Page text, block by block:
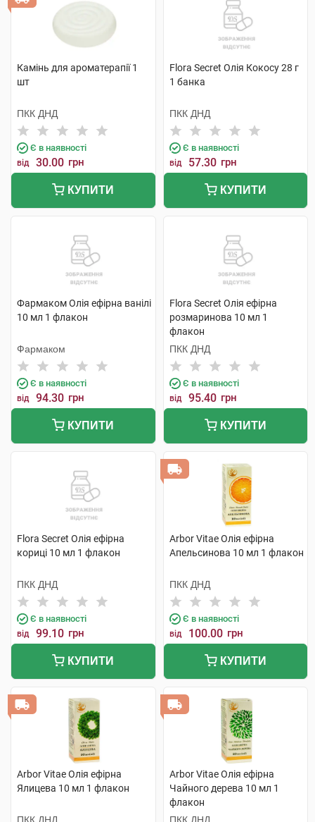
Камінь для ароматерапії 1
шт
ПКК ДНД
Є в наявності
від 30.00 грн
КУПИТИ
Flora Secret Олія Кокосу 28 г
1 банка
ПКК ДНД
Є в наявності
від 57.30 грн
КУПИТИ
Фармаком Олія ефірна ванілі
10 мл 1 флакон
Фармаком
Є в наявності
від 94.30 грн
КУПИТИ
Flora Secret Олія ефірна
розмаринова 10 мл 1
флакон
ПКК ДНД
Є в наявності
від 95.40 грн
КУПИТИ
Flora Secret Олія ефірна
кориці 10 мл 1 флакон
ПКК ДНД
Є в наявності
від 99.10 грн
КУПИТИ
Arbor Vitae Олія ефірна
Апельсинова 10 мл 1 флакон
ПКК ДНД
Є в наявності
від 100.00 грн
КУПИТИ
Arbor Vitae Олія ефірна
Ялицева 10 мл 1 флакон
Arbor Vitae Олія ефірна
Чайного дерева 10 мл 1
флакон